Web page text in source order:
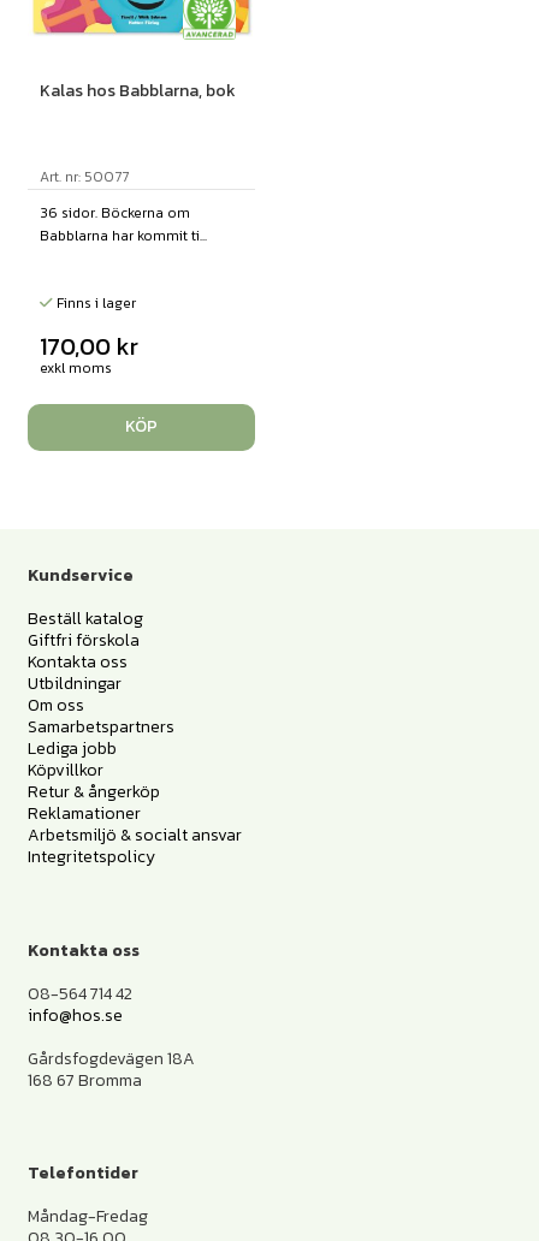
Kalas hos Babblarna, bok
Art. nr: 50077
36 sidor. Böckerna om
Babblarna har kommit ti...
Finns i lager
170,00 kr
exkl moms
KÖP
Kundservice
Beställ katalog
Giftfri förskola
Kontakta oss
Utbildningar
Om oss
Samarbetspartners
Lediga jobb
Köpvillkor
Retur & ångerköp
Reklamationer
Arbetsmiljö & socialt ansvar
Integritetspolicy
Kontakta oss
08-564 714 42
info@hos.se
Gårdsfogdevägen 18A
168 67 Bromma
Telefontider
Måndag-Fredag